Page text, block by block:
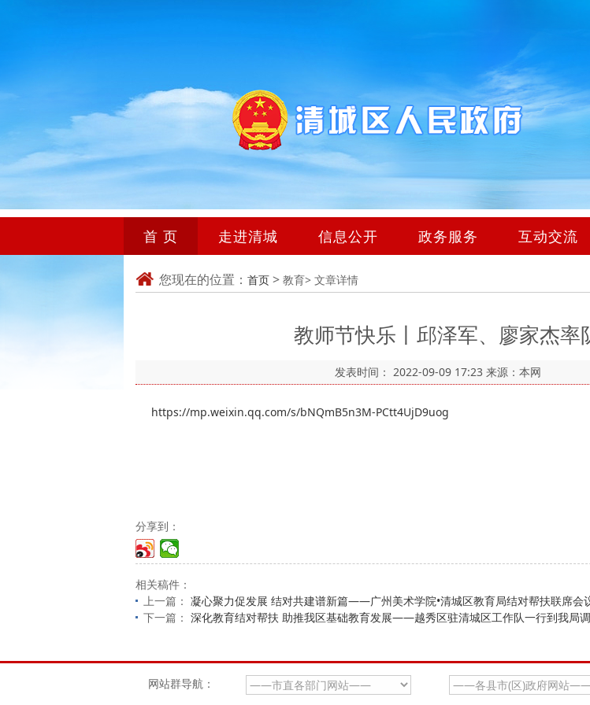
首 页 走进清城 信息公开 政务服务 互动交流
您现在的位置： 首页 > 教育> 文章详情
教师节快乐丨邱泽军、廖家杰率
发表时间： 2022-09-09 17:23 来源：本网
https://mp.weixin.qq.com/s/bNQmB5n3M-PCtt4UjD9uog
分享到：
相关稿件：
上一篇： 凝心聚力促发展 结对共建谱新篇——广州美术学院•清城区教育局结对帮扶联席会
下一篇： 深化教育结对帮扶 助推我区基础教育发展——越秀区驻清城区工作队一行到我局
网站群导航：